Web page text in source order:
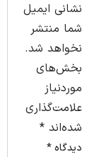
نشانی ایمیل
شما منتشر
نخواهد شد.
بخش‌های
موردنیاز
علامت‌گذاری
شده‌اند*
دیدگاه*